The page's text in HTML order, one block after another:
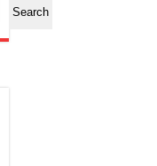
Search